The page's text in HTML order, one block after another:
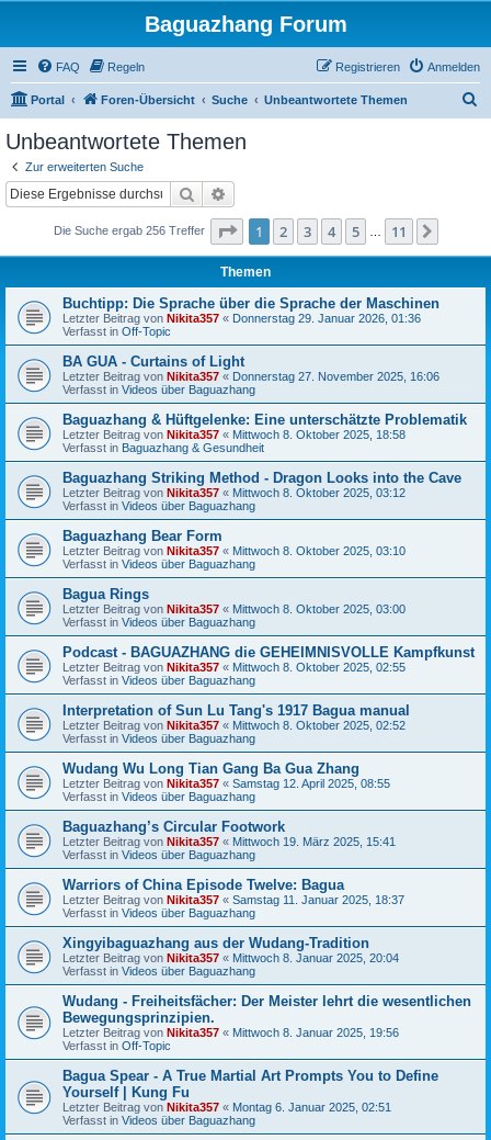
Baguazhang Forum
FAQ Regeln Anmelden
Registrieren
Portal Foren-Übersicht Suche Unbeantwortete Themen
Unbeantwortete Themen
Zur erweiterten Suche
Suche
Die Suche ergab 256 Treffer Seite 1von 11
1 2 3 4 5 11
Themen
Buchtipp: Die Sprache über die Sprache der Maschinen
Letzter Beitrag von Nikita357 « Donnerstag 29. Januar 2026, 01:36
Verfasst in Off-Topic
BA GUA - Curtains of Light
Letzter Beitrag von Nikita357 « Donnerstag 27. November 2025, 16:06
Verfasst in Videos über Baguazhang
Baguazhang & Hüftgelenke: Eine unterschätzte Problematik
Letzter Beitrag von Nikita357 « Mittwoch 8. Oktober 2025, 18:58
Verfasst in Baguazhang & Gesundheit
Baguazhang Striking Method - Dragon Looks into the Cave
Letzter Beitrag von Nikita357 « Mittwoch 8. Oktober 2025, 03:12
Verfasst in Videos über Baguazhang
Baguazhang Bear Form
Letzter Beitrag von Nikita357 « Mittwoch 8. Oktober 2025, 03:10
Verfasst in Videos über Baguazhang
Bagua Rings
Letzter Beitrag von Nikita357 « Mittwoch 8. Oktober 2025, 03:00
Verfasst in Videos über Baguazhang
Podcast - BAGUAZHANG die GEHEIMNISVOLLE Kampfkunst
Letzter Beitrag von Nikita357 « Mittwoch 8. Oktober 2025, 02:55
Verfasst in Videos über Baguazhang
Interpretation of Sun Lu Tang's 1917 Bagua manual
Letzter Beitrag von Nikita357 « Mittwoch 8. Oktober 2025, 02:52
Verfasst in Videos über Baguazhang
Wudang Wu Long Tian Gang Ba Gua Zhang
Letzter Beitrag von Nikita357 « Samstag 12. April 2025, 08:55
Verfasst in Videos über Baguazhang
Baguazhang’s Circular Footwork
Letzter Beitrag von Nikita357 « Mittwoch 19. März 2025, 15:41
Verfasst in Videos über Baguazhang
Warriors of China Episode Twelve: Bagua
Letzter Beitrag von Nikita357 « Samstag 11. Januar 2025, 18:37
Verfasst in Videos über Baguazhang
Xingyibaguazhang aus der Wudang-Tradition
Letzter Beitrag von Nikita357 « Mittwoch 8. Januar 2025, 20:04
Verfasst in Videos über Baguazhang
Wudang - Freiheitsfächer: Der Meister lehrt die wesentlichen
Bewegungsprinzipien.
Letzter Beitrag von Nikita357 « Mittwoch 8. Januar 2025, 19:56
Verfasst in Off-Topic
Bagua Spear - A True Martial Art Prompts You to Define
Yourself | Kung Fu
Letzter Beitrag von Nikita357 « Montag 6. Januar 2025, 02:51
Verfasst in Videos über Baguazhang